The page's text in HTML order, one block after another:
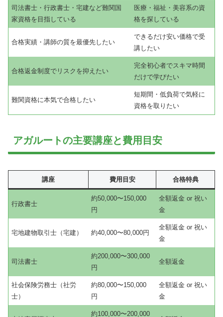
司法書士・行政書士・宅建など難関国
家資格を目指している
医療・福祉・美容系の資
格を探している
合格実績・講師の質を最優先したい
できるだけ安い価格で受
講したい
合格返金制度でリスクを抑えたい
完全初心者でスキマ時間
だけで学びたい
難関資格に本気で合格したい
短期間・低負荷で気軽に
資格を取りたい
アガルートの主要講座と費用目安
講座 費用目安 合格特典
行政書士
約50,000〜150,000
円
全額返金 or 祝い
金
宅地建物取引士（宅建） 約40,000〜80,000円
全額返金 or 祝い
金
司法書士
約200,000〜300,000
円
全額返金
社会保険労務士（社労
士）
約80,000〜150,000
円
全額返金 or 祝い
金
約100,000〜200,000